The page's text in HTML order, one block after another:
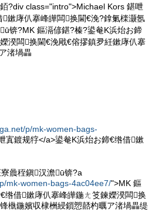
?div class="intro">Michael Kors 鍖呭
鏉庨仈搴峰皣闆换閫€浼?鎿氭檪灏氬
锛?MK 鏂滆偐鍖?榛?鍙奙K浜炲お鍗
湀闆换閫€浼戙€傛摎鎮夛紝鏉庨仈搴
渚堝畾
p/mk-women-bags-
寘鍍规牸</a>鍙奙K浜炲お鍗€绺借鏉
曟秷鎭汉澹ū锛?a
mk-women-bags-4ac04ee7/">MK 鏂
绺借鏉庨仈搴峰皣鍦ㄤ笅鍊嬫湀闆换
槸鍦嬪収棣栦綅鎻愬嚭杓曞ア渚堝畾缇